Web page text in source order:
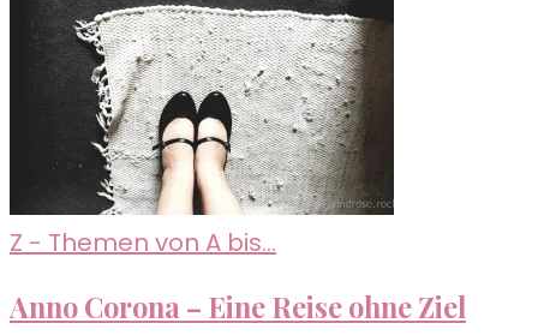
Z - Themen von A bis...
Anno Corona – Eine Reise ohne Ziel